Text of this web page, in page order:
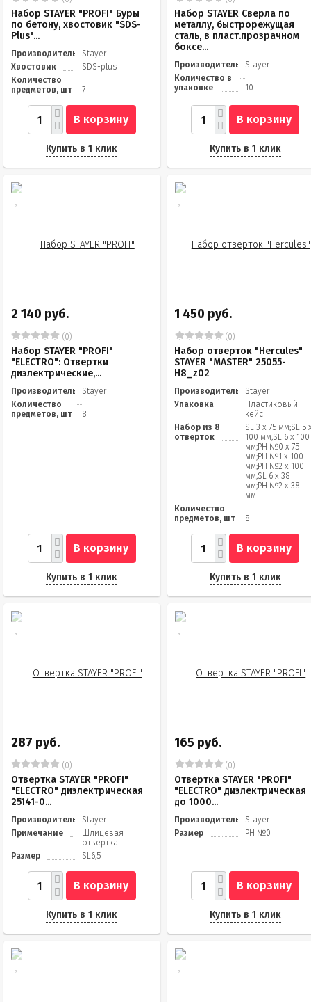
Набор STAYER "PROFI" Буры
по бетону, хвостовик "SDS-
Plus"...
Производитель
Stayer
Хвостовик
SDS-plus
Количество
предметов, шт
7
В корзину
Купить в 1 клик
Набор STAYER Сверла по
металлу, быстрорежущая
сталь, в пласт.прозрачном
боксе...
Производитель
Stayer
Количество в
упаковке
10
В корзину
Купить в 1 клик
2 140 руб.
(0)
Набор STAYER "PROFI"
"ELECTRO": Отвертки
диэлектрические,...
Производитель
Stayer
Количество
предметов, шт
8
В корзину
Купить в 1 клик
1 450 руб.
(0)
Набор отверток "Hercules"
STAYER "MASTER" 25055-
H8_z02
Производитель
Stayer
Упаковка
Пластиковый
кейс
Набор из 8
отверток
SL 3 х 75 мм;SL 5
100 мм;SL 6 х 100
мм;PH №0 х 75
мм;PH №1 х 100
мм;PH №2 х 100
мм;SL 6 х 38
мм;PH №2 х 38
мм
Количество
предметов, шт
8
В корзину
Купить в 1 клик
287 руб.
(0)
Отвертка STAYER "PROFI"
"ELECTRO" диэлектрическая
25141-0...
Производитель
Stayer
Примечание
Шлицевая
отвертка
Размер
SL6,5
В корзину
Купить в 1 клик
165 руб.
(0)
Отвертка STAYER "PROFI"
"ELECTRO" диэлектрическая
до 1000...
Производитель
Stayer
Размер
PH №0
В корзину
Купить в 1 клик